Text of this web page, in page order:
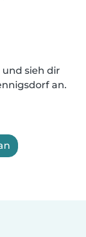
sieh dir
an.